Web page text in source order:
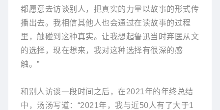
都愿意去访谈别人，把真实的力量以故事的形式传
播出去。我相信其他人也会通过在读故事的过程
里，触碰到这种真实。让我想起鲁迅当时弃医从文
的选择，现在想来，我对这种选择有很深的感
触。”
和别人访谈一段时间之后，在2021年的年终总结
中，汤汤写道：“2021年，我与近50人有了大于1